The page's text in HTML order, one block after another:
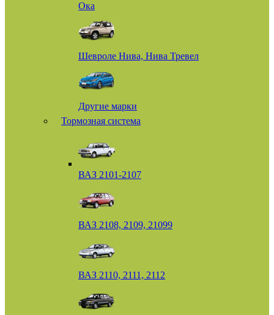
Ока
Шевроле Нива, Нива Тревел
Другие марки
Тормозная система
ВАЗ 2101-2107
ВАЗ 2108, 2109, 21099
ВАЗ 2110, 2111, 2112